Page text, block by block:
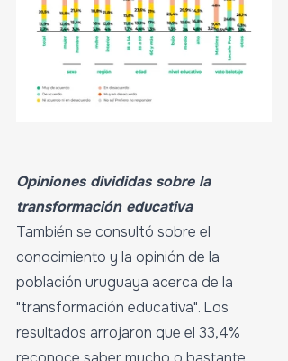
Opiniones divididas sobre la
transformación educativa
También se consultó sobre el
conocimiento y la opinión de la
población uruguaya acerca de la
"transformación educativa". Los
resultados arrojaron que el 33,4%